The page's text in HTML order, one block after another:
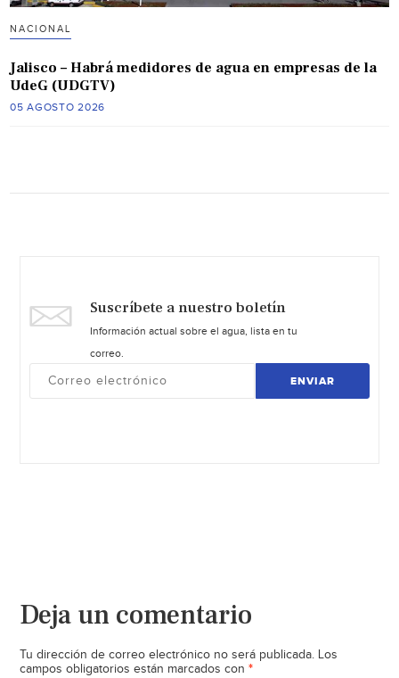
NACIONAL
Jalisco – Habrá medidores de agua en empresas de la
UdeG (UDGTV)
05 AGOSTO 2026
Suscríbete a nuestro boletín
Información actual sobre el agua, lista en tu
correo.
ENVIAR
Deja un comentario
Tu dirección de correo electrónico no será publicada. Los
campos obligatorios están marcados con *